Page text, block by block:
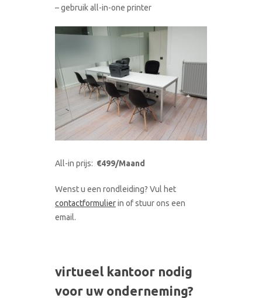
– gebruik all-in-one printer
All-in prijs: €499/Maand
Wenst u een rondleiding? Vul het
contactformulierin of stuur ons een
email.
virtueel kantoor nodig
voor uw onderneming?